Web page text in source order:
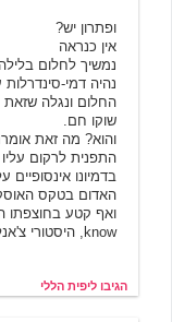
ופתרון יש?
אין כנראה
נמשיך לחלום
נהיה דמי-
החלום ונגלה
שוקו חם.
והוא? מה זאת
התפנית לרקום
בדמיונו
האדום בטקס
know, היסטורי צ'אנל
הגיבו ליפית הללי